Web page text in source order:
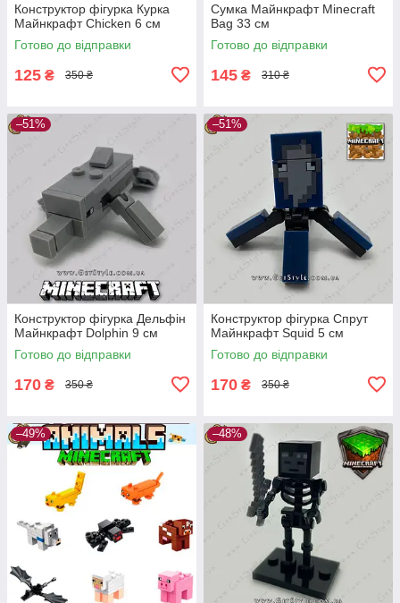
Конструктор фігурка Курка
Майнкрафт Chicken 6 см
Готово до відправки
125 ₴ 350 ₴
Сумка Майнкрафт Minecraft
Bag 33 см
Готово до відправки
145 ₴ 310 ₴
–51%
Конструктор фігурка Дельфін
Майнкрафт Dolphin 9 см
Готово до відправки
170 ₴ 350 ₴
–51%
Конструктор фігурка Спрут
Майнкрафт Squid 5 см
Готово до відправки
170 ₴ 350 ₴
–49% –48%